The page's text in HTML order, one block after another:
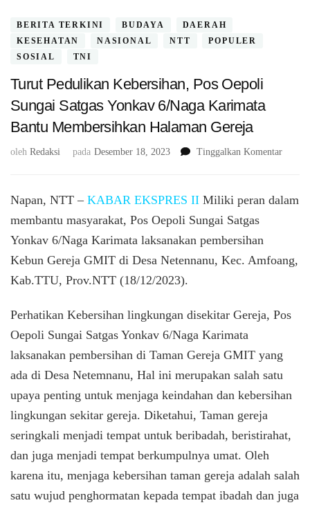
BERITA TERKINI BUDAYA
DAERAH
KESEHATAN
NASIONAL NTT
POPULER
SOSIAL
TNI
Turut Pedulikan Kebersihan, Pos Oepoli
Sungai Satgas Yonkav 6/Naga Karimata
Bantu Membersihkan Halaman Gereja
oleh Redaksi pada Desember 18, 2023 Tinggalkan Komentarpada
Bantu
Gereja
Napan, NTT – KABAR EKSPRES II Miliki peran dalam
membantu masyarakat, Pos Oepoli Sungai Satgas
Yonkav 6/Naga Karimata laksanakan pembersihan
Kebun Gereja GMIT di Desa Netennanu, Kec. Amfoang,
Kab.TTU, Prov.NTT (18/12/2023).
Perhatikan Kebersihan lingkungan disekitar Gereja, Pos
Oepoli Sungai Satgas Yonkav 6/Naga Karimata
laksanakan pembersihan di Taman Gereja GMIT yang
ada di Desa Netemnanu, Hal ini merupakan salah satu
upaya penting untuk menjaga keindahan dan kebersihan
lingkungan sekitar gereja. Diketahui, Taman gereja
seringkali menjadi tempat untuk beribadah, beristirahat,
dan juga menjadi tempat berkumpulnya umat. Oleh
karena itu, menjaga kebersihan taman gereja adalah salah
satu wujud penghormatan kepada tempat ibadah dan juga